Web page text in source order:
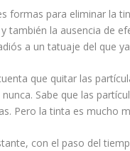
formas para eliminar la
también la ausencia de
a un tatuaje del que
que quitar las
Sabe que las
Pero la tinta es mucho
con el paso del